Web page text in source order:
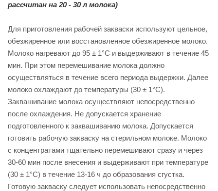
рассчитан на 20 - 30 л молока)
Для приготовления рабочей закваски используют цельное,
обезжиренное или восстановленное обезжиренное молоко.
Молоко нагревают до 95 ± 1°С и выдерживают в течение 45
мин. При этом перемешивание молока должно
осуществляться в течение всего периода выдержки. Далее
молоко охлаждают до температуры (30 ± 1°С).
Заквашивание молока осуществляют непосредственно
после охлаждения. Не допускается хранение
подготовленного к заквашиванию молока. Допускается
готовить рабочую закваску на стерильном молоке. Молоко
с концентратами тщательно перемешивают сразу и через
30-60 мин после внесения и выдерживают при температуре
(30 ± 1°С) в течение 13-16 ч до образования сгустка.
Готовую закваску следует использовать непосредственно